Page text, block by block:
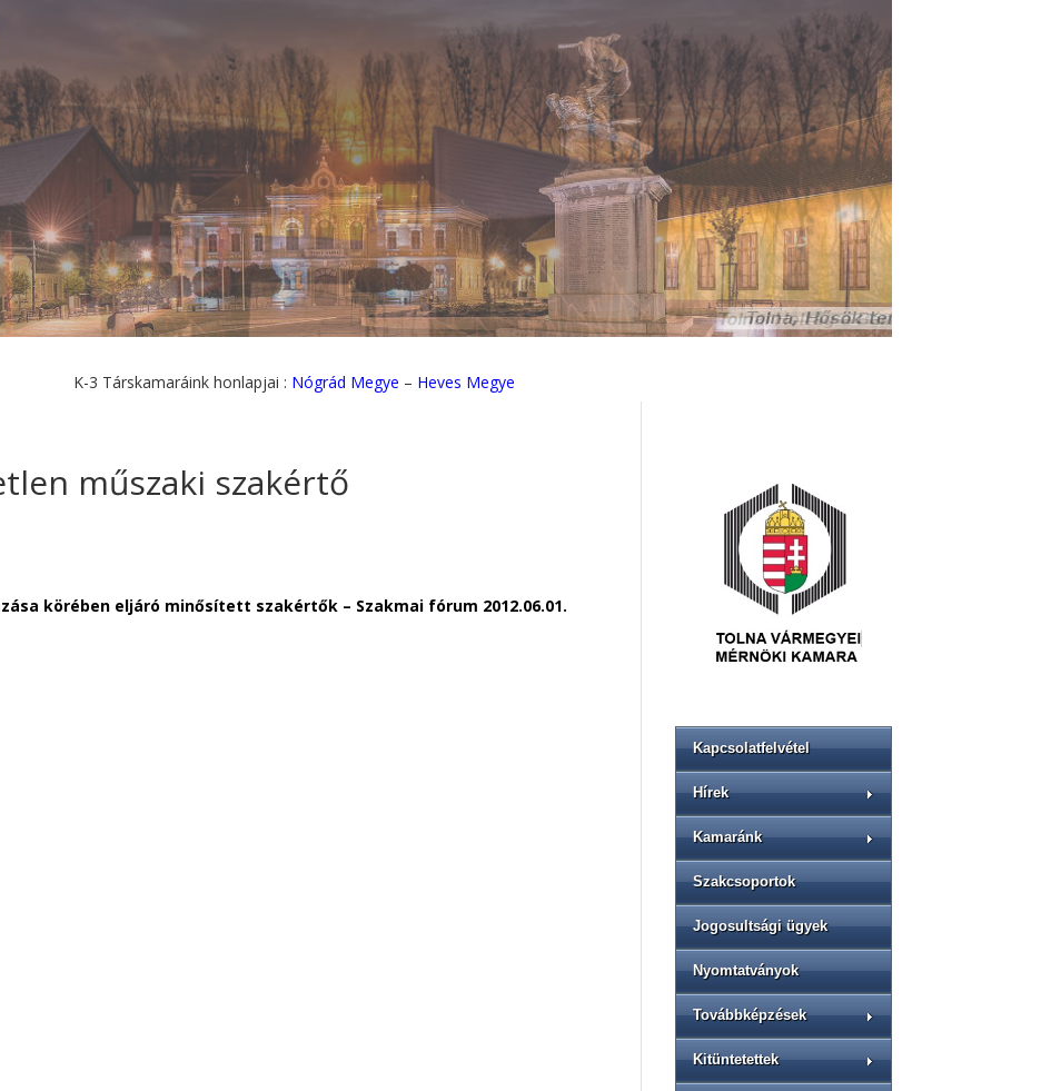
K-3 Társkamaráink honlapjai : Nógrád Megye – Heves Megye
műszaki szakértő
körében eljáró minősített szakértők – Szakmai fórum 2012.06.01.
Kapcsolatfelvétel
Hírek
Kamaránk
Szakcsoportok
Jogosultsági ügyek
Nyomtatványok
Továbbképzések
Kitüntetettek